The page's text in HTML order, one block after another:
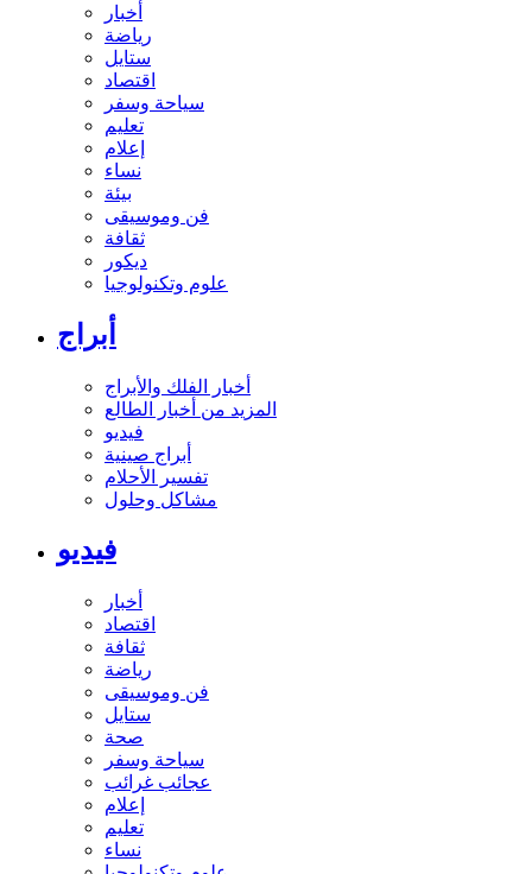
أخبار
رياضة
ستايل
اقتصاد
سياحة وسفر
تعليم
إعلام
نساء
بيئة
فن وموسيقى
ثقافة
ديكور
علوم وتكنولوجيا
أبراج
أخبار الفلك والأبراج
المزيد من أخبار الطالع
فيديو
أبراج صينية
تفسير الأحلام
مشاكل وحلول
فيديو
أخبار
اقتصاد
ثقافة
رياضة
فن وموسيقى
ستايل
صحة
سياحة وسفر
عجائب غرائب
إعلام
تعليم
نساء